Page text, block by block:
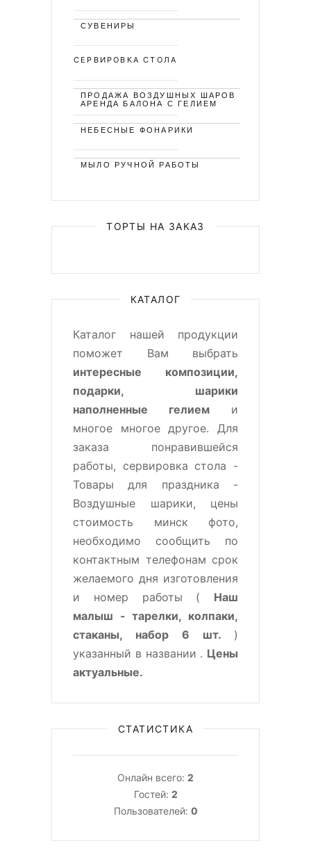
СУВЕНИРЫ
СЕРВИРОВКА СТОЛА
ПРОДАЖА ВОЗДУШНЫХ ШАРОВ
АРЕНДА БАЛОНА С ГЕЛИЕМ
НЕБЕСНЫЕ ФОНАРИКИ
МЫЛО РУЧНОЙ РАБОТЫ
ТОРТЫ НА ЗАКАЗ
КАТАЛОГ
Каталог нашей продукции
поможет Вам выбрать
интересные композиции,
подарки, шарики
наполненные гелием и
многое многое другое. Для
заказа понравившейся
работы, сервировка стола -
Товары для праздника -
Воздушные шарики, цены
стоимость минск фото,
необходимо сообщить по
контактным телефонам срок
желаемого дня изготовления
и номер работы ( Наш
малыш - тарелки, колпаки,
стаканы, набор 6 шт. )
указанный в названии . Цены
актуальные.
СТАТИСТИКА
Онлайн всего: 2
Гостей: 2
Пользователей: 0